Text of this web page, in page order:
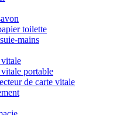
toilette
mains
portable
de carte vitale